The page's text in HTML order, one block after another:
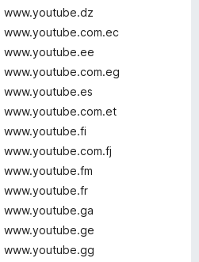
www.youtube.dz
www.youtube.com.ec
www.youtube.ee
www.youtube.com.eg
www.youtube.es
www.youtube.com.et
www.youtube.fi
www.youtube.com.fj
www.youtube.fm
www.youtube.fr
www.youtube.ga
www.youtube.ge
www.youtube.gg